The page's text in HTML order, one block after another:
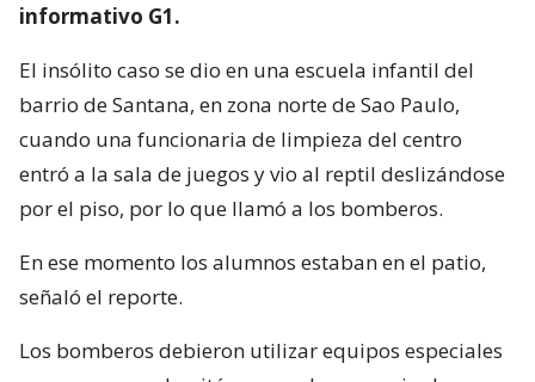
informativo G1.
El insólito caso se dio en una escuela infantil del
barrio de Santana, en zona norte de Sao Paulo,
cuando una funcionaria de limpieza del centro
entró a la sala de juegos y vio al reptil deslizándose
por el piso, por lo que llamó a los bomberos.
En ese momento los alumnos estaban en el patio,
señaló el reporte.
Los bomberos debieron utilizar equipos especiales